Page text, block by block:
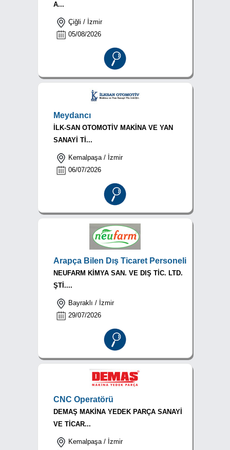
A...
Çiğli / İzmir
05/08/2026
Meydancı
İLK-SAN OTOMOTİV MAKİNA VE YAN
SANAYİ Tİ...
Kemalpaşa / İzmir
06/07/2026
Arapça Bilen Dış Ticaret Personeli
NEUFARM KİMYA SAN. VE DIŞ TİC. LTD.
ŞTİ....
Bayraklı / İzmir
29/07/2026
CNC Operatörü
DEMAŞ MAKİNA YEDEK PARÇA SANAYİ
VE TİCAR...
Kemalpaşa / İzmir